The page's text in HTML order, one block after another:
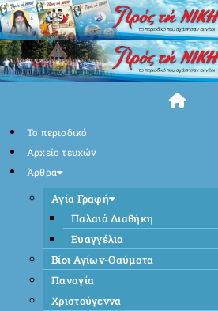
Skip
to
content
Το περιοδικό
Αρχείο τευχών
Άρθρα
Αγία Γραφή
Παλαιά Διαθήκη
Ευαγγέλια
Βίοι Αγίων-Θαύματα
Παναγία
Χριστούγεννα